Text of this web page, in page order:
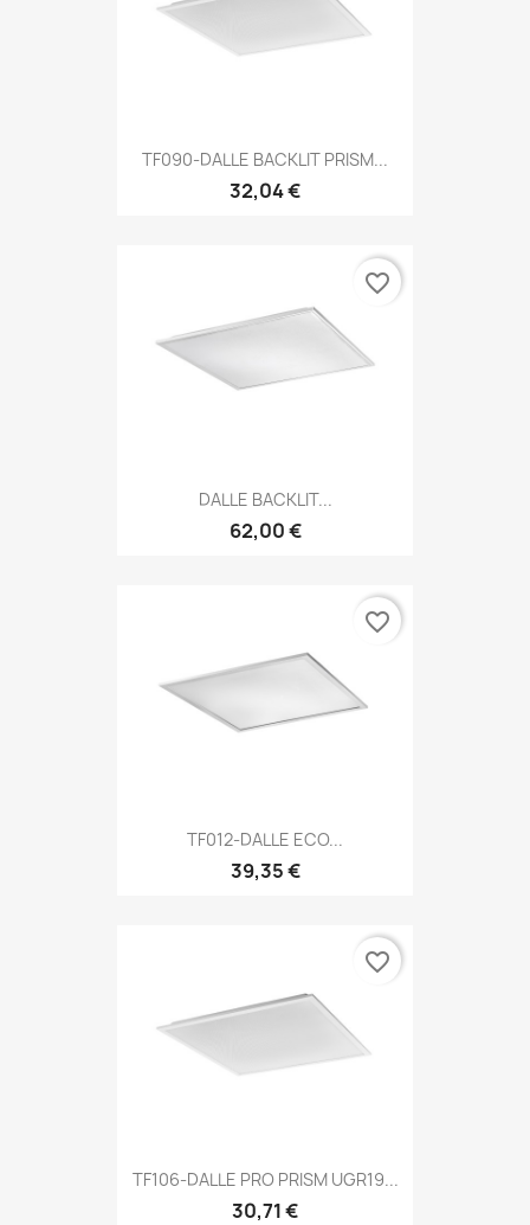
TF090-DALLE BACKLIT PRISM...
32,04 €
DALLE BACKLIT...
62,00 €
favorite_border
TF012-DALLE ECO...
39,35 €
favorite_border
TF106-DALLE PRO PRISM UGR19...
30,71 €
favorite_border